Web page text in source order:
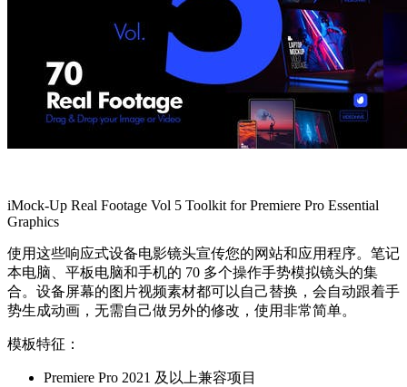
iMock-Up Real Footage Vol 5 Toolkit for Premiere Pro Essential
Graphics
使用这些响应式设备电影镜头宣传您的网站和应用程序。笔记
本电脑、平板电脑和手机的 70 多个操作手势模拟镜头的集
合。设备屏幕的图片视频素材都可以自己替换，会自动跟着手
势生成动画，无需自己做另外的修改，使用非常简单。
模板特征：
Premiere Pro 2021 及以上兼容项目